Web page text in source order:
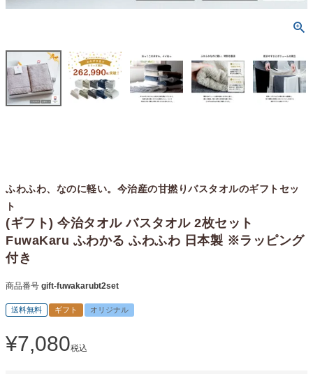
ふわふわ、なのに軽い。今治産の甘撚りバスタオルのギフトセッ
ト
(ギフト) 今治タオル バスタオル 2枚セット
FuwaKaru ふわかる ふわふわ 日本製 ※ラッピング
付き
商品番号 gift-fuwakarubt2set
送料無料 ギフト オリジナル
¥7,080税込